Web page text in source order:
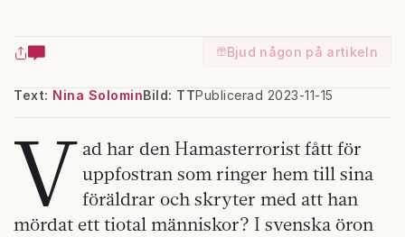
Bjud någon på artikeln
Text: Nina Solomin Publicerad 2023-11-15
Bild: TT
V ad har den Hamasterrorist fått för
uppfostran som ringer hem till sina
föräldrar och skryter med att han
mördat ett tiotal människor? I svenska öron